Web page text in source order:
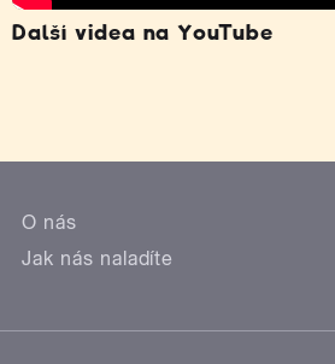
Další videa na YouTube
O nás
Jak nás naladíte